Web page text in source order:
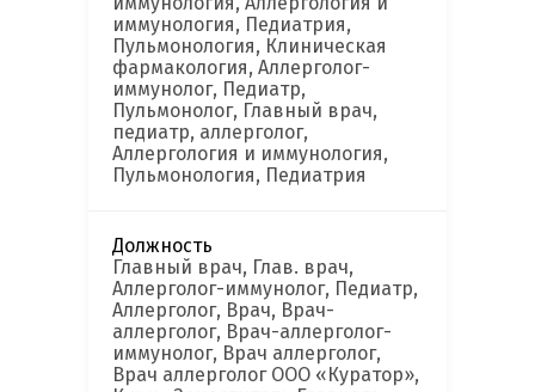
иммунология, Педиатрия,
Пульмонология, Клиническая
фармакология, Аллерголог-
иммунолог, Педиатр,
Пульмонолог, Главный врач,
педиатр, аллерголог,
Аллергология и иммунология,
Пульмонология, Педиатрия
Должность
Главный врач, Глав. врач,
Аллерголог-иммунолог, Педиатр,
Аллерголог, Врач, Врач-
аллерголог, Врач-аллерголог-
иммунолог, Врач аллерголог,
Врач аллерголог ООО «Куратор»,